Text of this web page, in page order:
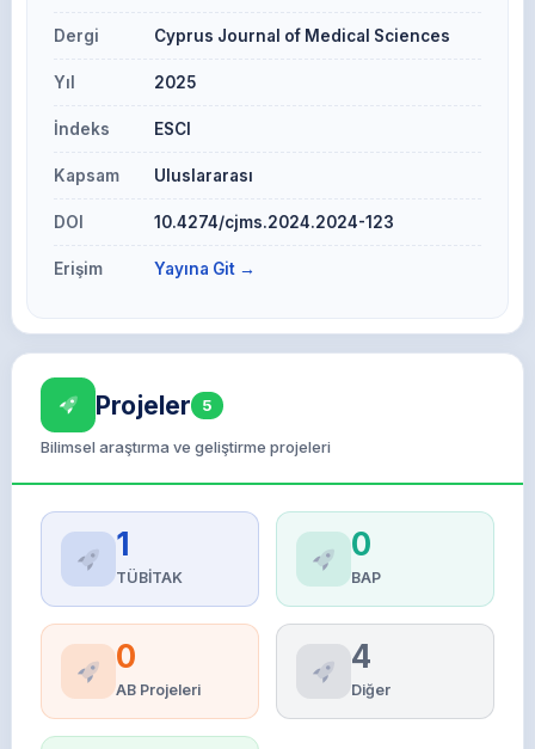
Dergi Cyprus Journal of Medical Sciences
Yıl 2025
İndeks ESCI
Kapsam Uluslararası
DOI 10.4274/cjms.2024.2024-123
Erişim Yayına Git →
Projeler 5
Bilimsel araştırma ve geliştirme projeleri
1
TÜBİTAK
0
BAP
0
AB Projeleri
4
Diğer